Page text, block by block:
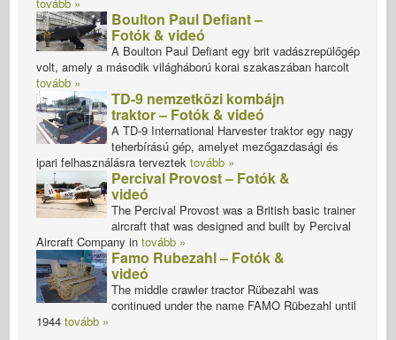
Boulton Paul Defiant –
Fotók & videó
A Boulton Paul Defiant egy brit vadászrepülőgép
volt, amely a második világháború korai szakaszában harcolt
tovább »
TD-9 nemzetközi kombájn
traktor – Fotók & videó
A TD-9 International Harvester traktor egy nagy
teherbírású gép, amelyet mezőgazdasági és
ipari felhasználásra terveztek tovább »
Percival Provost – Fotók &
videó
The Percival Provost was a British basic trainer
aircraft that was designed and built by Percival
Aircraft Company in tovább »
Famo Rubezahl – Fotók &
videó
The middle crawler tractor Rübezahl was
continued under the name FAMO Rübezahl until
1944 tovább »